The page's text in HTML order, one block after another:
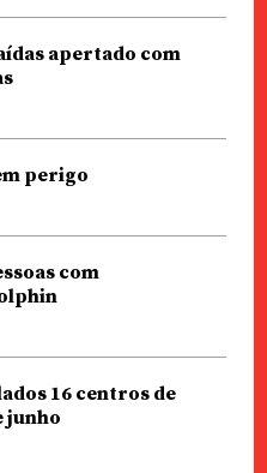
apertado com
perigo
com
16 centros de
junho